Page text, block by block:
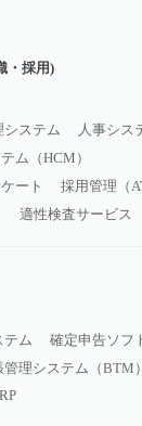
・採用)
システム
人事シス
ム（HCM）
ート
採用管理（
適性検査サービス
テム
確定申告ソフ
管理システム（BTM）